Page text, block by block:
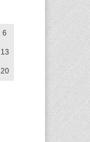
6
13
20